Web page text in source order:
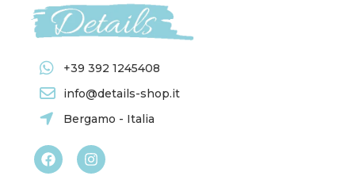
+39 392 1245408
info@details-shop.it
Bergamo - Italia